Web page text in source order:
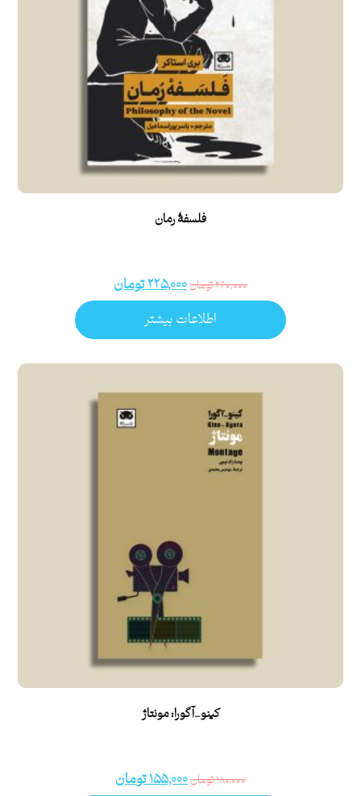
فلسفۀ رمان
۲۶۰,۰۰۰تومان۲۲۵,۰۰۰تومان
اطلاعات بیشتر
کینو_آگورا: مونتاژ
۱۸۰,۰۰۰تومان۱۵۵,۰۰۰تومان